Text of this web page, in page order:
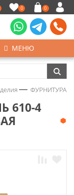
0 0
МЕНЮ
ФУРНИТУРА
610-4